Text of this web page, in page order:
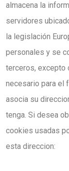
almacena la
servidores
la legislación
personales y se
terceros, excepto
necesario para el
asocia su
tenga. Si desea
cookies usadas
esta direccion: